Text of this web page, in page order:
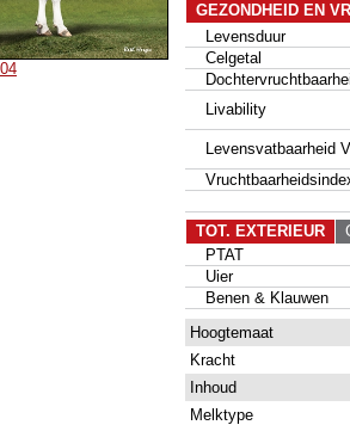
GEZONDHEID EN
Levensduur
Celgetal
Livability
Levensvatbaarheid
TOT. EXTERIEUR
PTAT
Uier
Benen & Klauwen
Hoogtemaat
Kracht
Inhoud
Melktype